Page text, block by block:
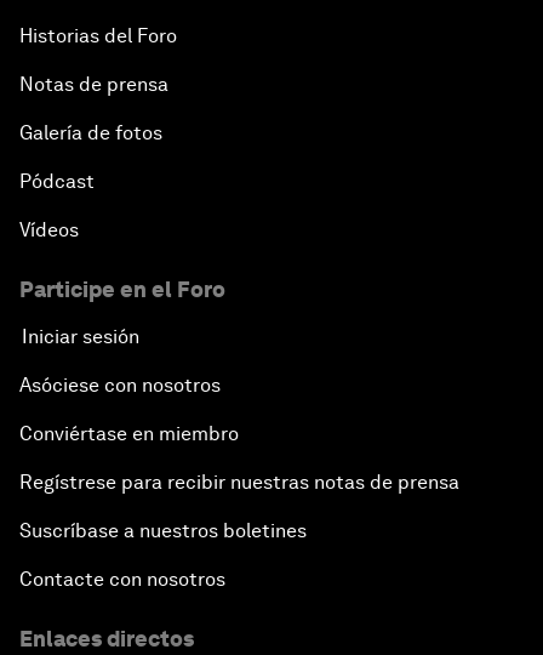
Historias del Foro
Notas de prensa
Galería de fotos
Pódcast
Vídeos
Participe en el Foro
Iniciar sesión
Asóciese con nosotros
Conviértase en miembro
Regístrese para recibir nuestras notas de prensa
Suscríbase a nuestros boletines
Contacte con nosotros
Enlaces directos